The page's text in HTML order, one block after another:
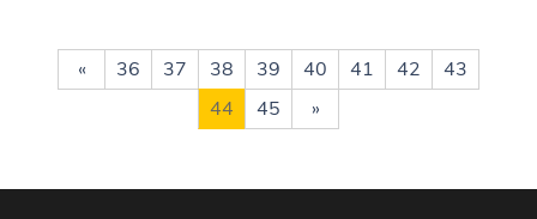
« 36 37 38 39 40 41 42
43
44
45 »